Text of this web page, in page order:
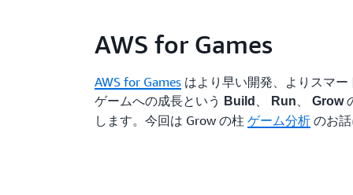
AWS for Games
AWS for Games はより早い開発、よりスマ
ゲームへの成長という
Build 、 Run、Grow
します。今回は Grow の柱ゲーム分析 のお